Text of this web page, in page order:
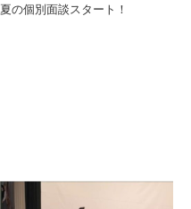
夏の個別面談スタート！